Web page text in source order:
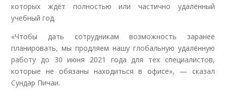
которых ждёт полностью или частично удалённый
учебный год.
«Чтобы дать сотрудникам возможность заранее
планировать, мы продляем нашу глобальную удалённую
работу до 30 июня 2021 года для тех специалистов,
которые не обязаны находиться в офисе», — сказал
Сундар Пичаи.